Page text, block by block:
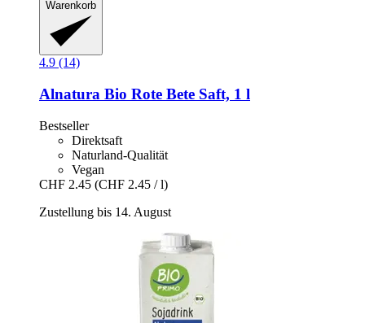
Warenkorb
4.9 (14)
Alnatura Bio Rote Bete Saft, 1 l
Bestseller
Direktsaft
Naturland-Qualität
Vegan
CHF 2.45 (CHF 2.45 / l)
Zustellung bis 14. August